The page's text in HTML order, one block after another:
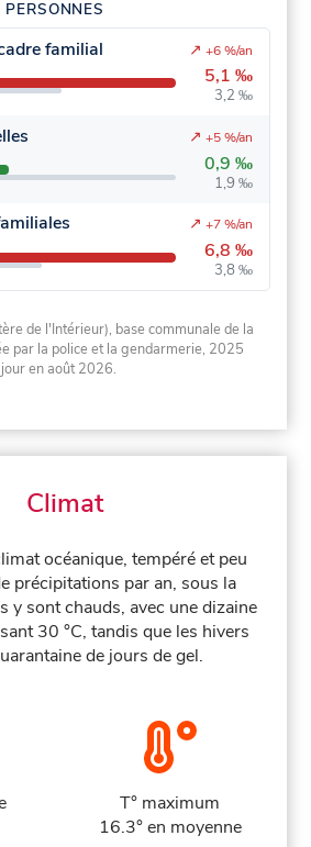
familial
5,1 ‰
3,2 ‰
↗ +6 %/an
0,9 ‰
1,9 ‰
↗ +5 %/an
6,8 ‰
3,8 ‰
↗ +7 %/an
de l'Intérieur), base communale de la
par la police et la gendarmerie, 2025
en août 2026.
Climat
océanique, tempéré et peu
précipitations par an, sous la
y sont chauds, avec une dizaine
30 °C, tandis que les hivers
de jours de gel.
T° maximum
16.3° en moyenne